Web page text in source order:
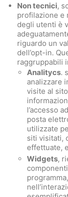
Non tecnici,
profilazione e
degli utenti è
riguardo un
dell’opt-in.
raggruppabili
Analitycs.
analizzare
visite al
l’accesso
posta
utilizzate
siti visitati,
effettuate,
Widgets,